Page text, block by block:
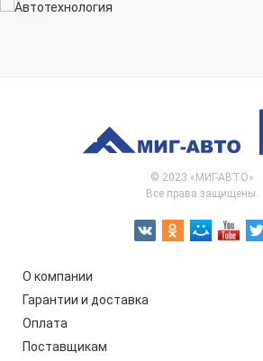
© 2023 «МИГ-АВТО»
Все права защищены.
О компании
Гарантии и доставка
Оплата
Поставщикам